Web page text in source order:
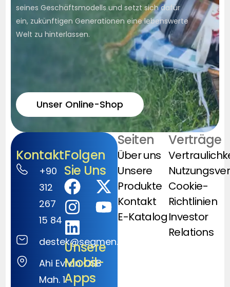
seines Geschäftsmodells und setzt sich dafür
ein, zukünftigen Generationen eine lebenswerte
Welt zu hinterlassen.
Unser Online-Shop
Kontakt
+90
312
267
15 84
destek@segmen.com.tr
Ahi Evran OSB
Mah. 1.
Folgen
Sie Uns
Unsere
Mobil-
Apps
Seiten
Über uns
Unsere
Produkte
Kontakt
E-Katalog
Verträge
Cookie-
Richtlinien
Investor
Relations